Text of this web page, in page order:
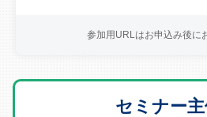
参加用URLはお申込み後に
セミナー